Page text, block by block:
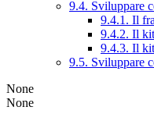
9.4. Sviluppare
9.4.1. Il
9.4.2. Il
9.4.3. Il
9.5. Sviluppare
None
None